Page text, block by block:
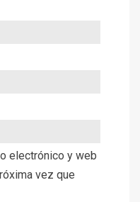
electrónico y web
vez que